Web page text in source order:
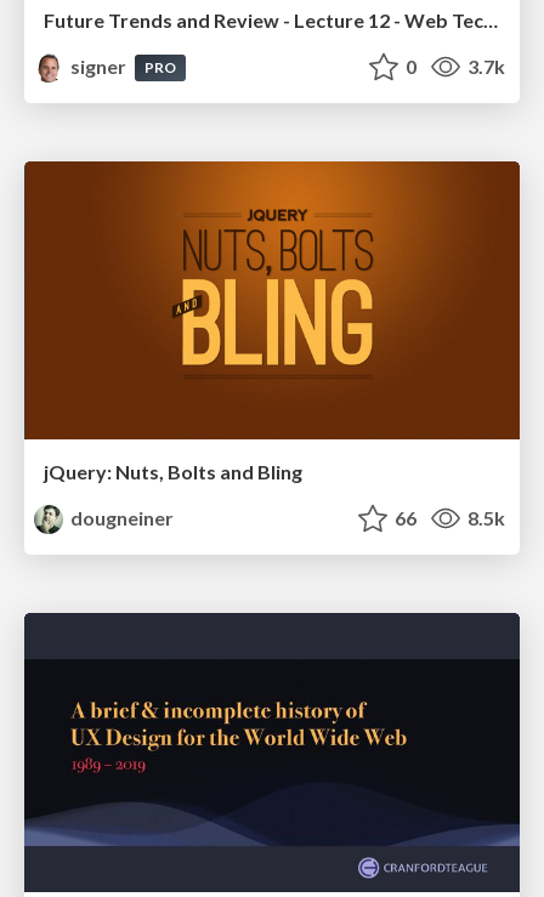
Future Trends and Review - Lecture 12 - Web Technologies (1019888BNR)
signer
PRO 0 3.7k
jQuery: Nuts, Bolts and Bling
dougneiner
66 8.5k